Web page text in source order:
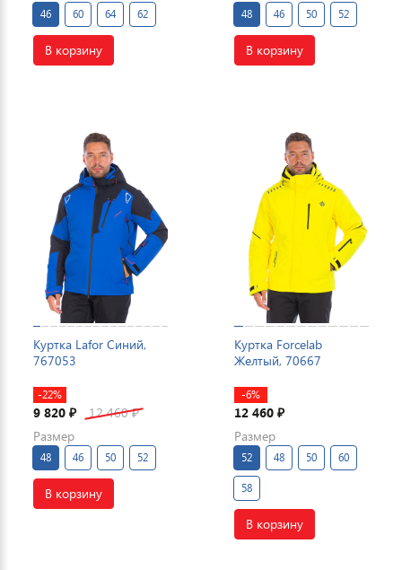
46 60 64 62
В корзину
48 46 50 52
В корзину
Куртка Lafor Синий,
767053
-22%
9 820 ₽ 12 460₽
Размер
48 46 50 52
В корзину
Куртка Forcelab
Желтый, 70667
-6%
12 460 ₽
Размер
52 48 50 60
58
В корзину